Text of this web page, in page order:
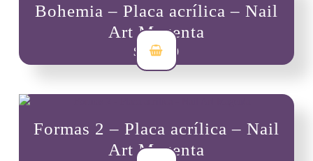
Bohemia – Placa acrílica – Nail
Art Magenta
$ 10,000
Formas 2 – Placa acrílica – Nail
Art Magenta